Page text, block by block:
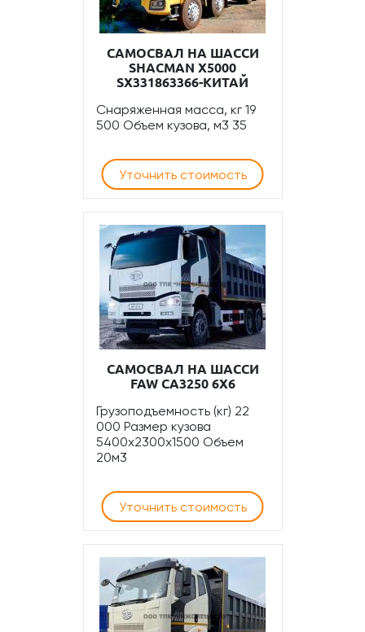
САМОСВАЛ НА ШАССИ
SHACMAN Х5000
SX331863366-КИТАЙ
Снаряженная масса, кг 19
500 Объем кузова, м3 35
Уточнить стоимость
САМОСВАЛ НА ШАССИ
FAW CA3250 6Х6
Грузоподъемность (кг) 22
000 Размер кузова
5400х2300х1500 Объем
20м3
Уточнить стоимость